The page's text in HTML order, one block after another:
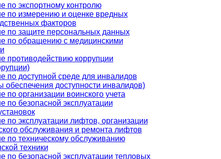
по экспортному контролю
по измерению и оценке вредных
факторов
по защите персональных данных
по обращению с медицинскими
противодействию коррупции
по доступной среде для инвалидов
обеспечения доступности инвалидов)
по организации воинского учета
по безопасной эксплуатации
по эксплуатации лифтов, организации
обслуживания и ремонта лифтов
по техническому обслуживанию
техники
по безопасной эксплуатации тепловых